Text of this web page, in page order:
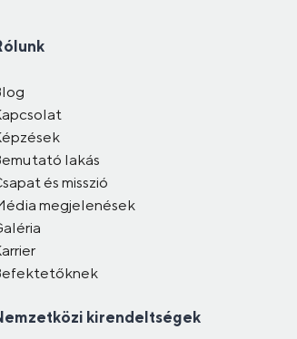
lakás
és misszió
megjelenések
kirendeltségek